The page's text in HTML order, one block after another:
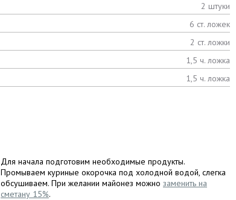
2 штуки
6 ст. ложек
2 ст. ложки
1,5 ч. ложка
1,5 ч. ложка
Для начала подготовим необходимые продукты.
Промываем куриные окорочка под холодной водой, слегка
обсушиваем. При желании майонез можно заменить на
сметану 15%.